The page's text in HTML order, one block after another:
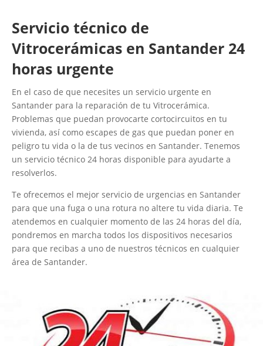
Servicio técnico de
Vitrocerámicas en Santander 24
horas urgente
En el caso de que necesites un servicio urgente en
Santander para la reparación de tu Vitrocerámica.
Problemas que puedan provocarte cortocircuitos en tu
vivienda, así como escapes de gas que puedan poner en
peligro tu vida o la de tus vecinos en Santander. Tenemos
un servicio técnico 24 horas disponible para ayudarte a
resolverlos.
Te ofrecemos el mejor servicio de urgencias en Santander
para que una fuga o una rotura no altere tu vida diaria. Te
atendemos en cualquier momento de las 24 horas del día,
pondremos en marcha todos los dispositivos necesarios
para que recibas a uno de nuestros técnicos en cualquier
área de Santander.